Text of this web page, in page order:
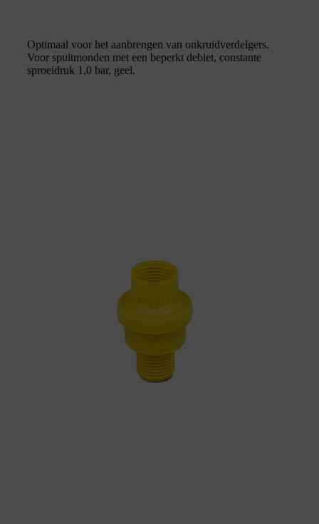
Optimaal voor het aanbrengen van onkruidverdelgers.
Voor spuitmonden met een beperkt debiet, constante
sproeidruk 1,0 bar, geel.